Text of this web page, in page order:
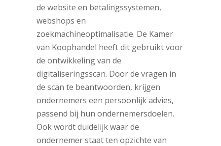
de website en betalingssystemen,
webshops en
zoekmachineoptimalisatie. De Kamer
van Koophandel heeft dit gebruikt voor
de ontwikkeling van de
digitaliseringsscan. Door de vragen in
de scan te beantwoorden, krijgen
ondernemers een persoonlijk advies,
passend bij hun ondernemersdoelen.
Ook wordt duidelijk waar de
ondernemer staat ten opzichte van